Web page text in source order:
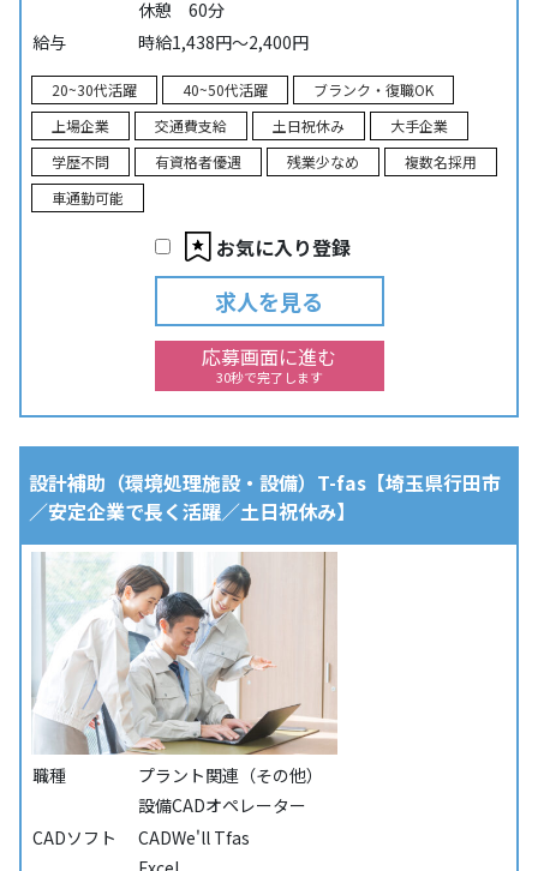
休憩 60分
給与
時給1,438円～2,400円
20~30代活躍 40~50代活躍
ブランク・復職OK
上場企業
交通費支給 土日祝休み
大手企業
学歴不問
有資格者優遇 残業少なめ
複数名採用
車通勤可能
お気に入り登録
求人を見る
応募画面に進む
30秒で完了します
設計補助（環境処理施設・設備）T-fas【埼玉県行田市
／安定企業で長く活躍／土日祝休み】
職種
プラント関連（その他）
設備CADオペレーター
CADソフト
CADWe'll Tfas